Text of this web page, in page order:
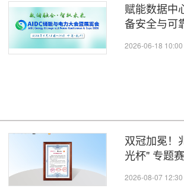
赋能数据中
备安全与可
2026-06-18 10:00
双冠加冕！
光杯" 专题
2026-08-07 12:30